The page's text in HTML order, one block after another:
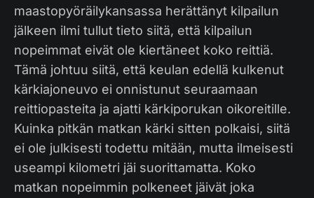
maastopyöräilykansassa herättänyt kilpailun
jälkeen ilmi tullut tieto siitä, että kilpailun
nopeimmat eivät ole kiertäneet koko reittiä.
Tämä johtuu siitä, että keulan edellä kulkenut
kärkiajoneuvo ei onnistunut seuraamaan
reittiopasteita ja ajatti kärkiporukan oikoreitille.
Kuinka pitkän matkan kärki sitten polkaisi, siitä
ei ole julkisesti todettu mitään, mutta ilmeisesti
useampi kilometri jäi suorittamatta. Koko
matkan nopeimmin polkeneet jäivät joka